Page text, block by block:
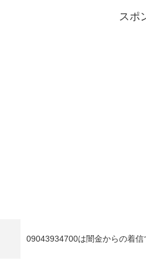
スポ
09043934700は闇金からの着信